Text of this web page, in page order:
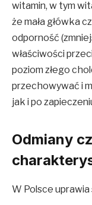
witamin, w tym
że mała główka
odporność
właściwości
poziom złego
przechowywać i
jak i po
Odmiany
W Polsce uprawia